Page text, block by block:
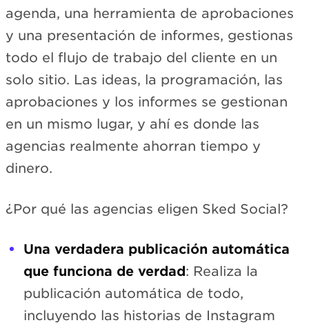
agenda, una herramienta de aprobaciones
y una presentación de informes, gestionas
todo el flujo de trabajo del cliente en un
solo sitio. Las ideas, la programación, las
aprobaciones y los informes se gestionan
en un mismo lugar, y ahí es donde las
agencias realmente ahorran tiempo y
dinero.
¿Por qué las agencias eligen Sked Social?
Una verdadera publicación automática
que funciona de verdad: Realiza la
publicación automática de todo,
incluyendo las historias de Instagram